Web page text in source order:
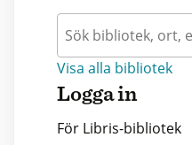
Visa alla bibliotek
Logga in
För Libris-bibliotek